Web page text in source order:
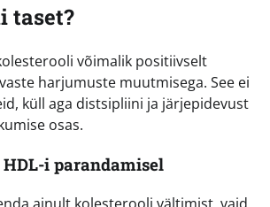
taset?
võimalik positiivselt
harjumuste muutmisega. See ei
küll aga distsipliini ja järjepidevust
osas.
i parandamisel